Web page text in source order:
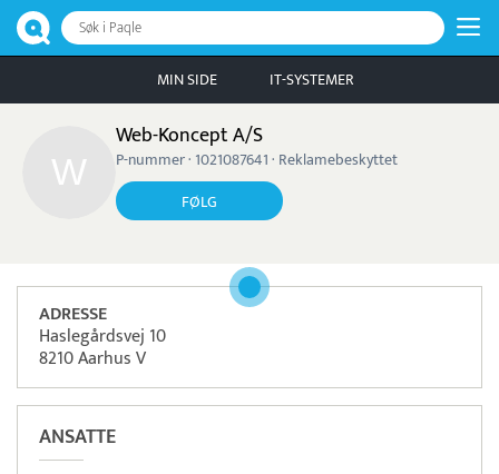
Søk i Paqle
MIN SIDE IT-SYSTEMER
Web-Koncept A/S
P-nummer · 1021087641 · Reklamebeskyttet
FØLG
ADRESSE
Haslegårdsvej 10
8210 Aarhus V
ANSATTE